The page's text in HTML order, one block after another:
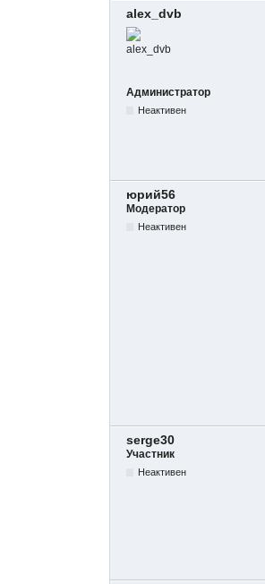
alex_dvb
Администратор
Неактивен
юрий56
Модератор
Неактивен
serge30
Участник
Неактивен